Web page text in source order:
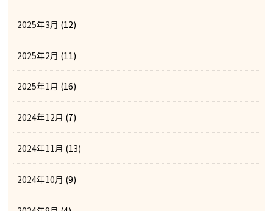
2025年3月 (12)
2025年2月 (11)
2025年1月 (16)
2024年12月 (7)
2024年11月 (13)
2024年10月 (9)